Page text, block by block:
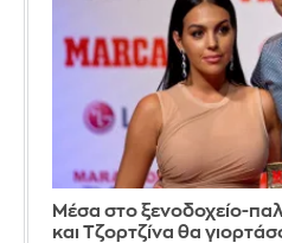
Μέσα στο ξενοδοχείο-
και Τζορτζίνα θα